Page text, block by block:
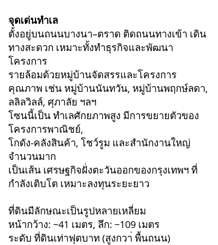
จุดเด่นทำเล
ตั้งอยู่บนถนนบางนา–ตราด ติดถนนทางเข้า เดิน
ทางสะดวก เหมาะทั้งทำธุรกิจและพัฒนา
โครงการ
รายล้อมด้วยหมู่บ้านจัดสรรและโครงการ
คุณภาพ เช่น หมู่บ้านนันทวัน, หมู่บ้านพฤกษ์ลดา,
ลลิลวิลล์, ศุภาลัย ฯลฯ
โซนนี้เป็น ทำเลศักยภาพสูง มีการขยายตัวของ
โครงการพาณิชย์,
โกดัง-คลังสินค้า, โชว์รูม และสำนักงานใหญ่
จำนวนมาก
เป็นเส้น เศรษฐกิจฝั่งตะวันออกของกรุงเทพฯ ที่
กำลังเติบโต เหมาะลงทุนระยะยาว
ที่ดินมีลักษณะเป็นรูปหลายเหลี่ยม
หน้ากว้าง: ~41 เมตร, ลึก: ~109 เมตร
ระดับ ที่ดินเท่าฟุตบาท (สูงกวา่ พื้นถนน)